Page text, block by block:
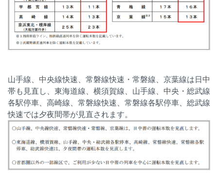
山手線、中央線快速、常磐線快速・常磐線、京葉線は日中
帯も見直し、東海道線、横須賀線、山手線、中央・総武線
各駅停車、高崎線、常磐線快速、常磐線各駅停車、総武線
快速では夕夜間帯が見直されます。